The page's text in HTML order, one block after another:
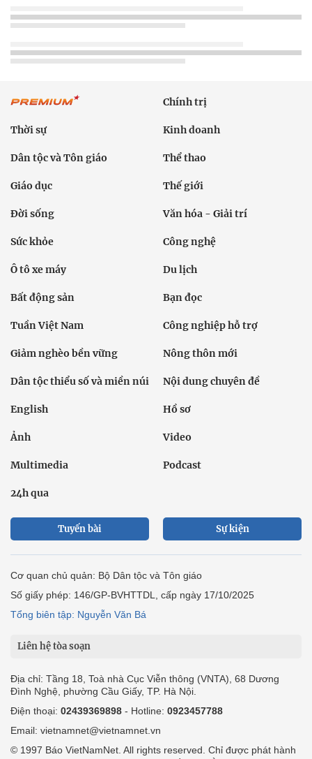
Chính trị
Thời sự Kinh doanh
Dân tộc và Tôn giáo Thể thao
Giáo dục Thế giới
Đời sống Văn hóa - Giải trí
Sức khỏe Công nghệ
Ô tô xe máy Du lịch
Bất động sản Bạn đọc
Tuần Việt Nam Công nghiệp hỗ trợ
Giảm nghèo bền vững Nông thôn mới
Dân tộc thiểu số và miền núi Nội dung chuyên đề
English Hồ sơ
Ảnh Video
Multimedia Podcast
24h qua
Tuyến bài Sự kiện
Cơ quan chủ quản: Bộ Dân tộc và Tôn giáo
Số giấy phép: 146/GP-BVHTTDL, cấp ngày 17/10/2025
Tổng biên tập: Nguyễn Văn Bá
Liên hệ tòa soạn
Địa chỉ: Tầng 18, Toà nhà Cục Viễn thông (VNTA), 68 Dương
Đình Nghệ, phường Cầu Giấy, TP. Hà Nội.
Điện thoại: 02439369898 - Hotline: 0923457788
Email: vietnamnet@vietnamnet.vn
© 1997 Báo VietNamNet. All rights reserved. Chỉ được phát hành